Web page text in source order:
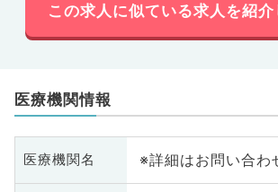
この求人に似ている求人を紹介
医療機関情報
医療機関名 ※詳細はお問い合わ